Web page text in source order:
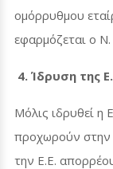
ομόρρυθμου
εφαρμόζεται ο
4. Ίδρυση της
Μόλις ιδρυθεί η
προχωρούν στην
την Ε.Ε.